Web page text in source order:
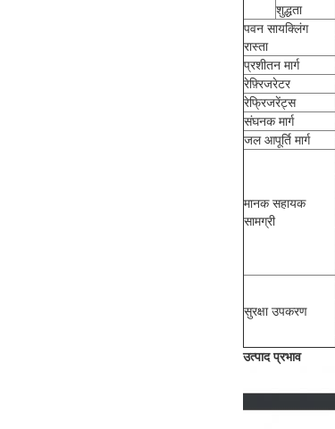
शुद्धता
पवन सायक्लिंग
रास्ता
प्रशीतन मार्ग
रेफ़्रिजरेटर
रेफ्रिजरेंट्स
संघनक मार्ग
जल आपूर्ति मार्ग
मानक सहायक
सामग्री
सुरक्षा उपकरण
उत्पाद प्रभाव